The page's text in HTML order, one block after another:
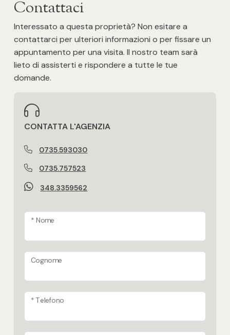
Contattaci
Interessato a questa proprietà? Non esitare a
contattarci per ulteriori informazioni o per fissare un
appuntamento per una visita. Il nostro team sarà
lieto di assisterti e rispondere a tutte le tue
domande.
CONTATTA L'AGENZIA
0735.593030
0735.757523
348.3359562
* Nome
Cognome
* Telefono
Posto auto/Box
Balcone/Terrazzo
Ascensore
Nuova costruzione